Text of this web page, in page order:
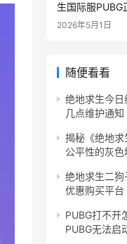
生国际服PUBG
2026年5月1日
随便看看
绝地求生今
几点维护通知
揭秘《绝地
公平性的灰色
绝地求生二
优惠购买平台
PUBG打不开
PUBG无法启